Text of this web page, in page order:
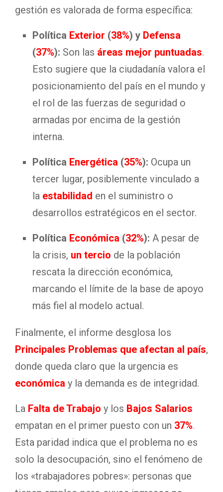
gestión es valorada de forma específica:
Política Exterior (38%) y Defensa
(37%): Son las áreas mejor puntuadas.
Esto sugiere que la ciudadanía valora el
posicionamiento del país en el mundo y
el rol de las fuerzas de seguridad o
armadas por encima de la gestión
interna.
Política Energética (35%): Ocupa un
tercer lugar, posiblemente vinculado a
la estabilidad en el suministro o
desarrollos estratégicos en el sector.
Política Económica (32%): A pesar de
la crisis, un tercio de la población
rescata la dirección económica,
marcando el límite de la base de apoyo
más fiel al modelo actual.
Finalmente, el informe desglosa los
Principales Problemas que afectan al país,
donde queda claro que la urgencia es
económica y la demanda es de integridad.
La Falta de Trabajo y los Bajos Salarios
empatan en el primer puesto con un 37%.
Esta paridad indica que el problema no es
solo la desocupación, sino el fenómeno de
los «trabajadores pobres»: personas que